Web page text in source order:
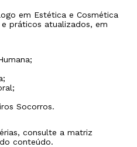
em Estética e Cosmética
práticos atualizados, em
Socorros.
consulte a matriz
conteúdo.